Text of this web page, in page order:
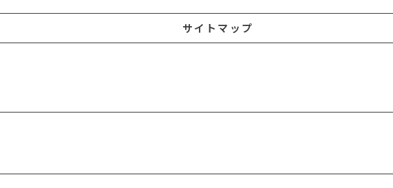
サイトマップ